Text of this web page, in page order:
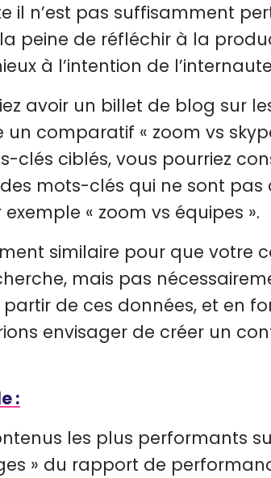
il n’est pas suffisamment
peine de réfléchir à la
à l’intention de
avoir un billet de blog sur
comparatif « zoom vs
clés ciblés, vous pourriez
mots-clés qui ne sont pas
« zoom vs équipes ».
similaire pour que votre
mais pas
de ces données, et en
envisager de créer un
:
les plus performants
» du rapport de